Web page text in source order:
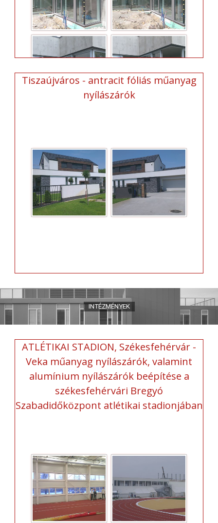
Tiszaújváros - antracit fóliás műanyag
nyílászárók
ATLÉTIKAI STADION, Székesfehérvár -
Veka műanyag nyílászárók, valamint
alumínium nyílászárók beépítése a
székesfehérvári Bregyó
Szabadidőközpont atlétikai stadionjában